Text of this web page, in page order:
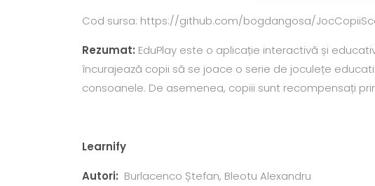
Cod sursa: https://github.com/bogdangosa/
Rezumat: EduPlay este o aplicație interactivă și
încurajează copii să se joace o serie de joculețe
consoanele. De asemenea, copiii sunt recompensați
Learnify
Autori: Burlacenco Ștefan, Bleotu Alexandru